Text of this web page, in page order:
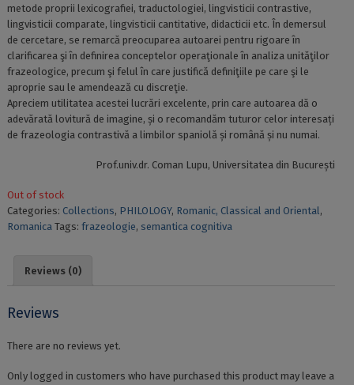
metode proprii lexicografiei, traductologiei, lingvisticii contrastive,
lingvisticii comparate, lingvisticii cantitative, didacticii etc. În demersul
de cercetare, se remarcă preocuparea autoarei pentru rigoare în
clarificarea şi în definirea conceptelor operaţionale în analiza unităţilor
frazeologice, precum şi felul în care justifică definiţiile pe care şi le
aproprie sau le amendează cu discreţie.
Apreciem utilitatea acestei lucrări excelente, prin care autoarea dă o
adevărată lovitură de imagine, și o recomandăm tuturor celor interesați
de frazeologia contrastivă a limbilor spaniolă și română și nu numai.
Prof.univ.dr. Coman Lupu, Universitatea din București
Out of stock
Categories: Collections, PHILOLOGY, Romanic, Classical and Oriental,
Romanica Tags: frazeologie, semantica cognitiva
Reviews (0)
Reviews
There are no reviews yet.
Only logged in customers who have purchased this product may leave a